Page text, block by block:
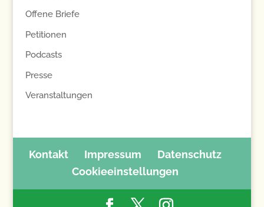
Offene Briefe
Petitionen
Podcasts
Presse
Veranstaltungen
Kontakt Impressum
Datenschutz
Cookieeinstellungen